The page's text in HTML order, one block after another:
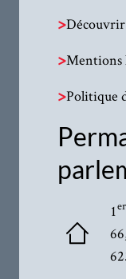
>Découvrir
>Mentions
>Politique
1er